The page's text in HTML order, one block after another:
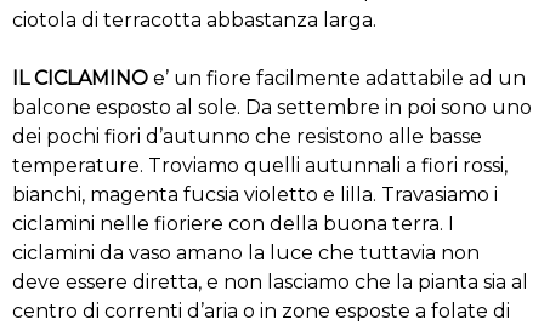
ciotola di terracotta abbastanza larga.
IL CICLAMINO e’ un fiore facilmente adattabile ad un
balcone esposto al sole. Da settembre in poi sono uno
dei pochi fiori d’autunno che resistono alle basse
temperature. Troviamo quelli autunnali a fiori rossi,
bianchi, magenta fucsia violetto e lilla. Travasiamo i
ciclamini nelle fioriere con della buona terra. I
ciclamini da vaso amano la luce che tuttavia non
deve essere diretta, e non lasciamo che la pianta sia al
centro di correnti d’aria o in zone esposte a folate di